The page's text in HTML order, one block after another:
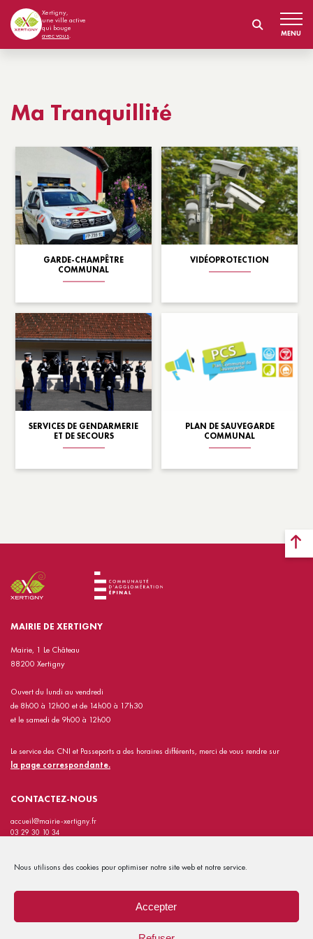
Nous utilisons des cookies pour optimiser notre site web et notre service.
Accepter
Xertigny,
une ville active
qui bouge
avec vous. MENU
Ma Tranquillité
GARDE-CHAMPÊTRE
COMMUNAL
VIDÉOPROTECTION
SERVICES DE GENDARMERIE
ET DE SECOURS
PLAN DE SAUVEGARDE
COMMUNAL
MAIRIE DE XERTIGNY
Mairie, 1 Le Château
88200 Xertigny
Ouvert du lundi au vendredi
de 8h00 à 12h00 et de 14h00 à 17h30
et le samedi de 9h00 à 12h00
Le service des CNI et Passeports a des horaires différents, merci de vous rendre sur
la page correspondante.
CONTACTEZ-NOUS
accueil@mairie-xertigny.fr
03 29 30 10 34
INFORMATIONS PRATIQUES
Politiques de confidentialité